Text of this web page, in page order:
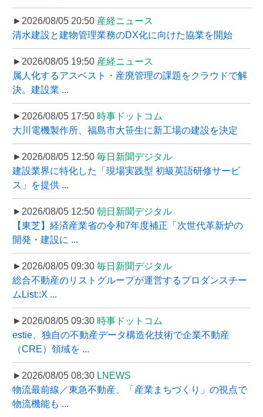
►2026/08/05 20:50 産経ニュース
清水建設と建物管理業務のDX化に向けた協業を開始
►2026/08/05 19:50 産経ニュース
属人化するアスベスト・産廃管理の課題をクラウドで解
決。建設業 ...
►2026/08/05 17:50 時事ドットコム
大川電機製作所、福島市大笹生に新工場の建設を決定
►2026/08/05 12:50 毎日新聞デジタル
建設業界に特化した「現場実践型 初級英語研修サービ
ス」を提供 ...
►2026/08/05 12:50 朝日新聞デジタル
【東芝】経済産業省の令和7年度補正「次世代革新炉の
開発・建設に ...
►2026/08/05 09:30 毎日新聞デジタル
総合不動産のリストグループが運営するプロダンスチー
ムList::X ...
►2026/08/05 09:30 時事ドットコム
estie、独自の不動産データ構造化技術で企業不動産
（CRE）領域を ...
►2026/08/05 08:30 LNEWS
物流最前線／東急不動産、「産業まちづくり」の視点で
物流機能も ...